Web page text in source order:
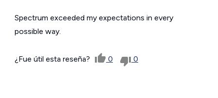
Spectrum exceeded my expectations in every
possible way.
¿Fue útil esta reseña? 0 0